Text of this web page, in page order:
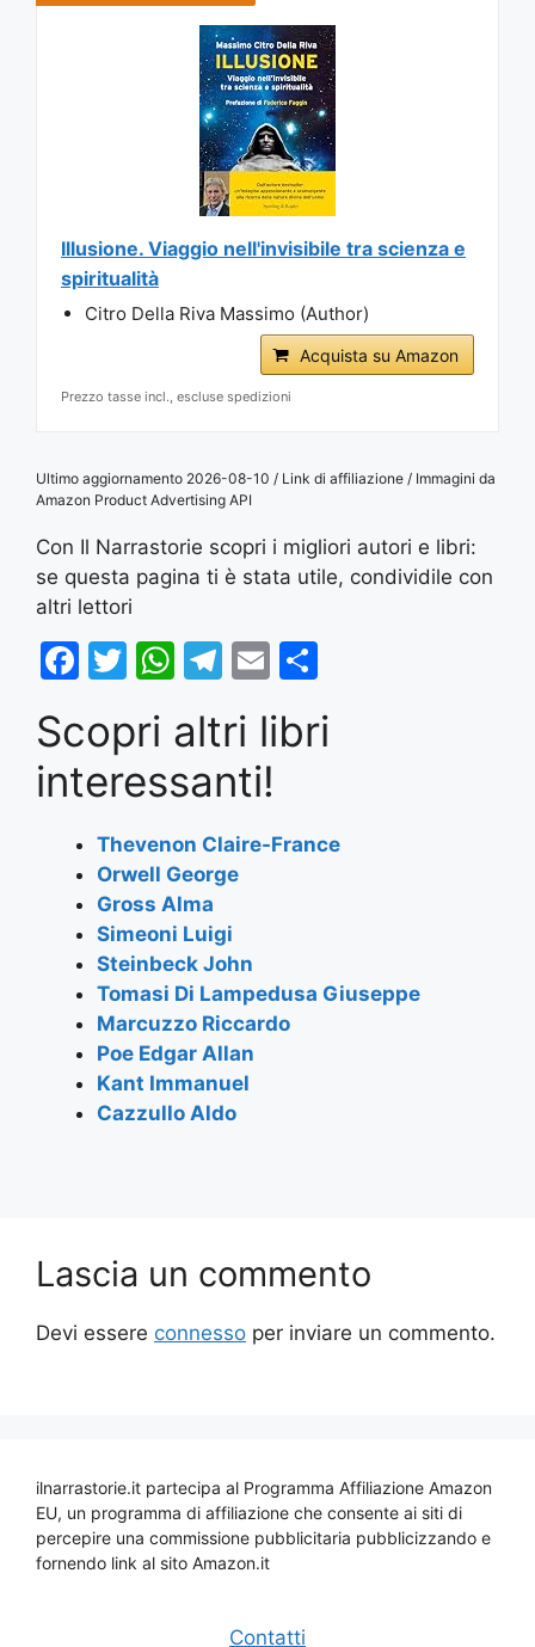
Illusione. Viaggio nell'invisibile tra scienza e
spiritualità
Citro Della Riva Massimo (Author)
Acquista su Amazon
Prezzo tasse incl., escluse spedizioni
Ultimo aggiornamento 2026-08-10 / Link di affiliazione / Immagini da
Amazon Product Advertising API
Con Il Narrastorie scopri i migliori autori e libri:
se questa pagina ti è stata utile, condividile con
altri lettori
F
c
e
b
o
o
k
T
itt
er
W
at
s
A
p
p
T
e
gr
a
m
E
ai
l
ar
Scopri altri libri
interessanti!
Thevenon Claire-France
Orwell George
Gross Alma
Simeoni Luigi
Steinbeck John
Tomasi Di Lampedusa Giuseppe
Marcuzzo Riccardo
Poe Edgar Allan
Kant Immanuel
Cazzullo Aldo
Lascia un commento
Devi essere connesso per inviare un commento.
ilnarrastorie.it partecipa al Programma Affiliazione Amazon
EU, un programma di affiliazione che consente ai siti di
percepire una commissione pubblicitaria pubblicizzando e
fornendo link al sito Amazon.it
Contatti